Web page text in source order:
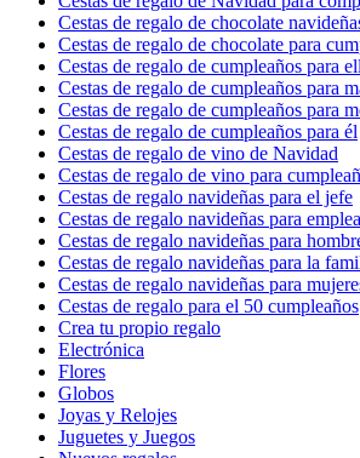
Cestas de regalo de chocolate
Cestas de regalo de chocolate para
Cestas de regalo de cumpleaños para
Cestas de regalo de cumpleaños para
Cestas de regalo de cumpleaños para
Cestas de regalo de cumpleaños para él
Cestas de regalo de vino de Navidad
Cestas de regalo de vino para
Cestas de regalo navideñas para el jefe
Cestas de regalo navideñas para
Cestas de regalo navideñas para
Cestas de regalo navideñas para la
Cestas de regalo navideñas para
Cestas de regalo para el 50 cumpleaños
Crea tu propio regalo
Electrónica
Flores
Globos
Joyas y Relojes
Juguetes y Juegos